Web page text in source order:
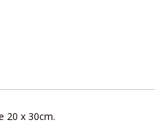
20 x 30cm.